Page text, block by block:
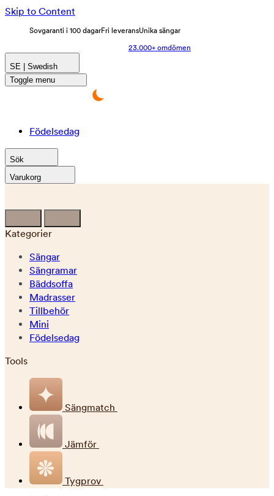
Skip to Content
Sovgaranti i 100 dagarFri leveransUnika sängar
23.000+ omdömen
SE | Swedish
Toggle menu
Födelsedag
Sök
Varukorg
Kategorier
Sängar
Sängramar
Bäddsoffa
Madrasser
Tillbehör
Mini
Födelsedag
Tools
Sängmatch
Jämför
Tygprov